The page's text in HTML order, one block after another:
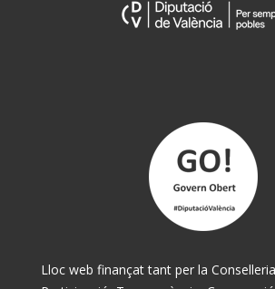
Lloc web finançat tant per la